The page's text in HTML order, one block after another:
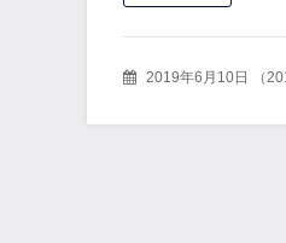
2019年6月10日 （